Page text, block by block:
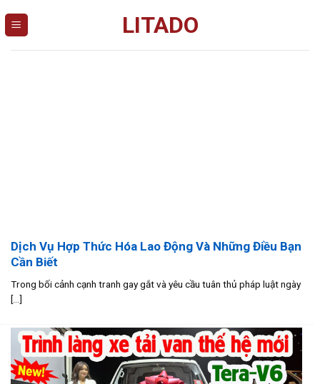
LITADO
Dịch Vụ Hợp Thức Hóa Lao Động Và Những Điều Bạn
Cần Biết
Trong bối cảnh cạnh tranh gay gắt và yêu cầu tuân thủ pháp luật ngày
[...]